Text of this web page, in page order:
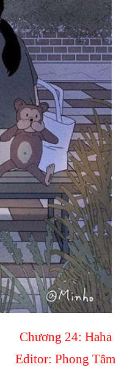
Chương 24: Haha
Editor: Phong Tâm